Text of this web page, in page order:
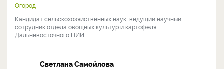
Огород
Кандидат сельскохозяйственных наук, ведущий научный
сотрудник отдела овощных культур и картофеля
Дальневосточного НИИ ...
Светлана Самойлова